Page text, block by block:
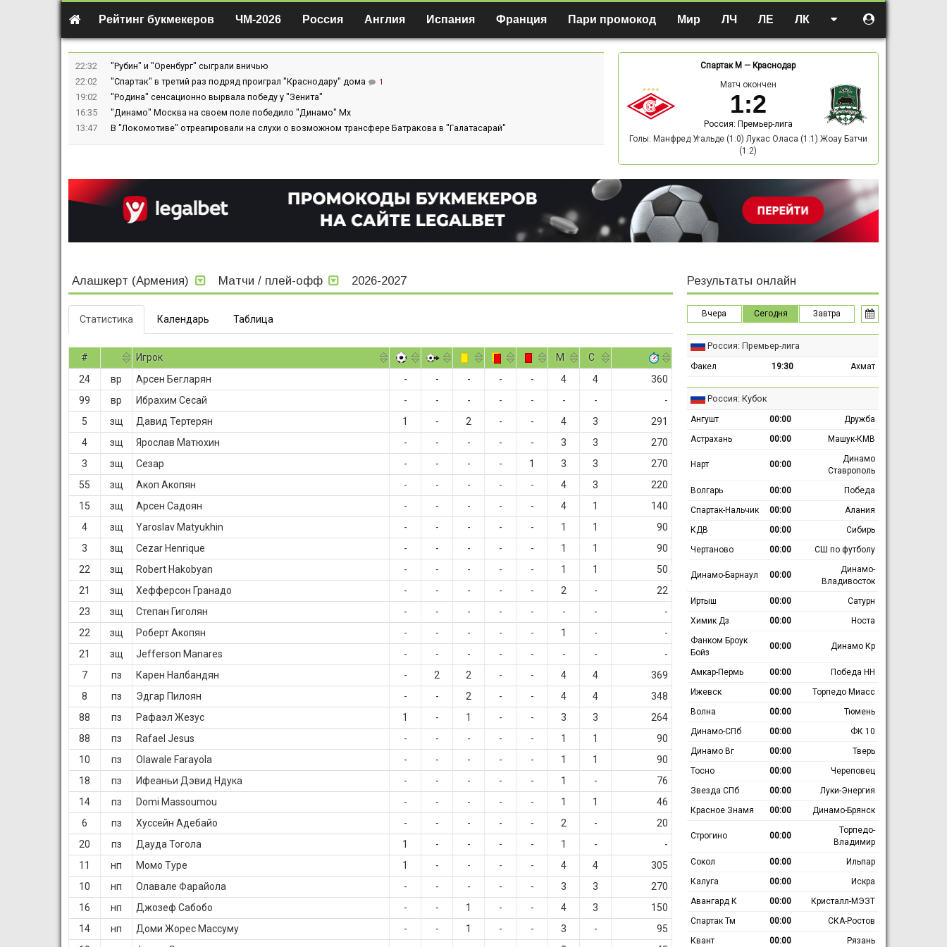
Рейтинг букмекеров ЧМ-2026 Россия Англия Испания Франция Пари промокод Мир ЛЧ ЛЕ ЛК
22:32
"Рубин" и "Оренбург" сыграли вничью
22:02
"Спартак" в третий раз подряд проиграл "Краснодару" дома 1
19:02
"Родина" сенсационно вырвала победу у "Зенита"
16:35
"Динамо" Москва на своем поле победило "Динамо" Мх
13:47
В "Локомотиве" отреагировали на слухи о возможном трансфере Батракова в "Галатасарай"
Спартак М — Краснодар
Матч окончен
1:2
Россия: Премьер-лига
Голы: Манфред Угальде (1:0) Лукас Оласа (1:1) Жоау Батчи
(1:2)
Алашкерт (Армения) Матчи / плей-офф 2026-2027
Статистика Календарь Таблица
# Игрок M
С
24
вр Арсен Бегларян - - - - - 4 4
360
99
вр Ибрахим Сесай - - - - - - -
-
5
зщ Давид Тертерян 1 - 2 - - 4 3
291
4
зщ Ярослав Матюхин - - - - - 3 3
270
3
зщ Сезар - - - - 1 3 3
270
55
зщ Акоп Акопян - - - - - 4 3
220
15
зщ Арсен Садоян - - - - - 4 1
140
4
зщ Yaroslav Matyukhin - - - - - 1 1
90
3
зщ Cezar Henrique - - - - - 1 1
90
22
зщ Robert Hakobyan - - - - - 1 1
50
21
зщ Хефферсон Гранадо - - - - - 2 -
22
23
зщ Степан Гиголян - - - - - - -
-
22
зщ Роберт Акопян - - - - - 1 -
-
21
зщ Jefferson Manares - - - - - - -
-
7
пз Карен Налбандян - 2 2 - - 4 4
369
8
пз Эдгар Пилоян - - 2 - - 4 4
348
88
пз Рафаэл Жезус 1 - 1 - - 3 3
264
88
пз Rafael Jesus - - - - - 1 1
90
10
пз Olawale Farayola - - - - - 1 1
90
18
пз Ифеаньи Дэвид Ндука - - - - - 1 -
76
14
пз Domi Massoumou - - - - - 1 1
46
6
пз Хуссейн Адебайо - - - - - 2 -
20
20
пз Дауда Тогола 1 - - - - 1 -
-
11
нп Момо Туре 1 - - - - 4 4
305
10
нп Олавале Фарайола - - - - - 3 3
270
16
нп Джозеф Сабобо - - 1 - - 4 3
150
14
нп Доми Жорес Массуму - - 1 - - 3 -
95
Результаты онлайн
Вчера Сегодня Завтра
Россия: Премьер-лига
Факел 19:30 Ахмат
Россия: Кубок
Ангушт 00:00
Дружба
Астрахань
00:00 Машук-КМВ
Нарт 00:00
Динамо
Ставрополь
Волгарь
00:00
Победа
Спартак-Нальчик
00:00
Алания
КДВ
00:00
Сибирь
Чертаново
00:00 СШ по футболу
Динамо-Барнаул 00:00
Динамо-
Владивосток
Иртыш
00:00
Сатурн
Химик Дз
00:00
Носта
Фанком Броук
Бойз
00:00 Динамо Кр
Амкар-Пермь 00:00
Победа НН
Ижевск
00:00
Торпедо Миасс
Волна
00:00
Тюмень
Динамо-СПб
00:00
ФК 10
Динамо Вг
00:00
Тверь
Тосно
00:00
Череповец
Звезда СПб
00:00
Луки-Энергия
Красное Знамя
00:00 Динамо-Брянск
Строгино 00:00
Торпедо-
Владимир
Сокол
00:00
Ильпар
Калуга
00:00
Искра
Авангард К
00:00
Кристалл-МЭЗТ
Спартак Тм
00:00
СКА-Ростов
Квант
00:00
Рязань